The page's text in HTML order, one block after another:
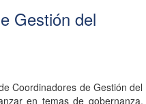
Gestión del
Coordinadores de Gestión del
en temas de gobernanza,